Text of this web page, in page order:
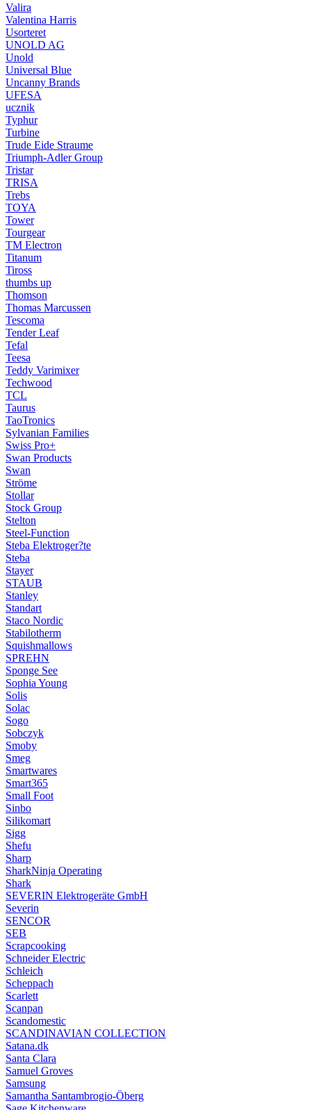
Valira
Valentina Harris
Usorteret
UNOLD AG
Unold
Universal Blue
Uncanny Brands
UFESA
ucznik
Typhur
Turbine
Trude Eide Straume
Triumph-Adler Group
Tristar
TRISA
Trebs
TOYA
Tower
Tourgear
TM Electron
Titanum
Tiross
thumbs up
Thomson
Thomas Marcussen
Tescoma
Tender Leaf
Tefal
Teesa
Teddy Varimixer
Techwood
TCL
Taurus
TaoTronics
Sylvanian Families
Swiss Pro+
Swan Products
Swan
Ströme
Stollar
Stock Group
Stelton
Steel-Function
Steba Elektroger?te
Steba
Stayer
STAUB
Stanley
Standart
Staco Nordic
Stabilotherm
Squishmallows
SPREHN
Sponge See
Sophia Young
Solis
Solac
Sogo
Sobczyk
Smoby
Smeg
Smartwares
Smart365
Small Foot
Sinbo
Silikomart
Sigg
Shefu
Sharp
SharkNinja Operating
Shark
SEVERIN Elektrogeräte GmbH
Severin
SENCOR
SEB
Scrapcooking
Schneider Electric
Schleich
Scheppach
Scarlett
Scanpan
Scandomestic
SCANDINAVIAN COLLECTION
Satana.dk
Santa Clara
Samuel Groves
Samsung
Samantha Santambrogio-Öberg